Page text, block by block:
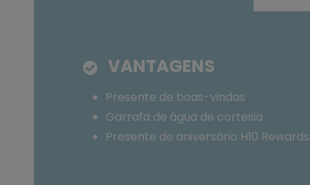
VANTAGENS
Presente de boas-vindas
Garrafa de água de cortesia
Presente de aniversário H10 Rewards